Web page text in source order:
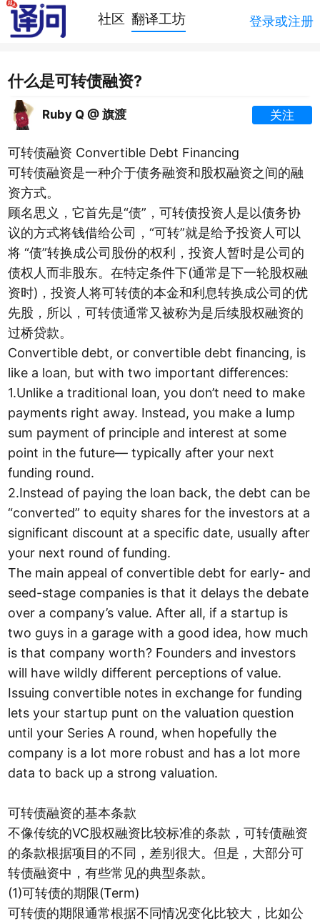
社区 翻译工坊 登录或注册
什么是可转债融资?
Ruby Q @ 旗渡 关注
可转债融资 Convertible Debt Financing
可转债融资是一种介于债务融资和股权融资之间的融
资方式。
顾名思义，它首先是“债”，可转债投资人是以债务协
议的方式将钱借给公司，“可转”就是给予投资人可以
将 “债”转换成公司股份的权利，投资人暂时是公司的
债权人而非股东。在特定条件下(通常是下一轮股权融
资时)，投资人将可转债的本金和利息转换成公司的优
先股，所以，可转债通常又被称为是后续股权融资的
过桥贷款。
Convertible debt, or convertible debt financing, is
like a loan, but with two important differences:
1.Unlike a traditional loan, you don’t need to make
payments right away. Instead, you make a lump
sum payment of principle and interest at some
point in the future— typically after your next
funding round.
2.Instead of paying the loan back, the debt can be
“converted” to equity shares for the investors at a
significant discount at a specific date, usually after
your next round of funding.
The main appeal of convertible debt for early- and
seed-stage companies is that it delays the debate
over a company’s value. After all, if a startup is
two guys in a garage with a good idea, how much
is that company worth? Founders and investors
will have wildly different perceptions of value.
Issuing convertible notes in exchange for funding
lets your startup punt on the valuation question
until your Series A round, when hopefully the
company is a lot more robust and has a lot more
data to back up a strong valuation.
可转债融资的基本条款
不像传统的VC股权融资比较标准的条款，可转债融资
的条款根据项目的不同，差别很大。但是，大部分可
转债融资中，有些常见的典型条款。
(1)可转债的期限(Term)
可转债的期限通常根据不同情况变化比较大，比如公